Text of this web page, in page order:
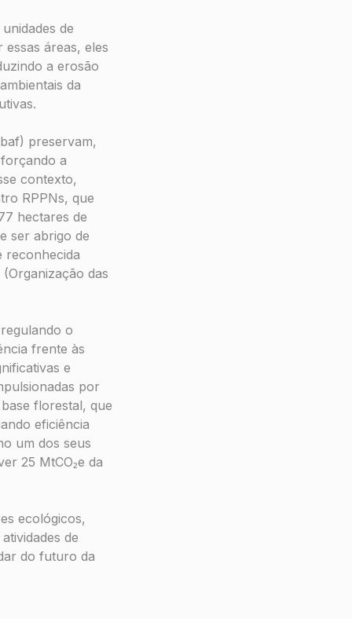
de
áreas, eles
a erosão
da
preservam,
a
contexto,
RPPNs, que
hectares de
ser abrigo de
reconhecida
das
o
frente às
e
por
florestal, que
eficiência
um dos seus
25 MtCO₂e da
ecológicos,
de
do futuro da